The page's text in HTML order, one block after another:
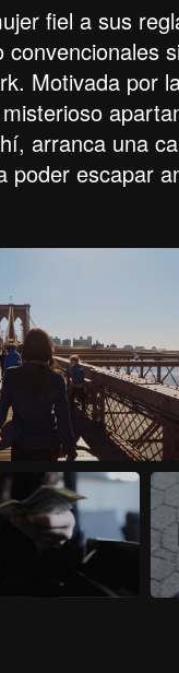
fiel a sus
Motivada por
arranca una
poder escapar